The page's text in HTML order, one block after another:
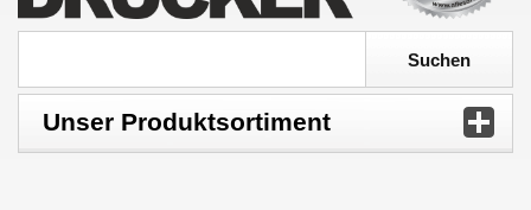
Unser Produktsortiment